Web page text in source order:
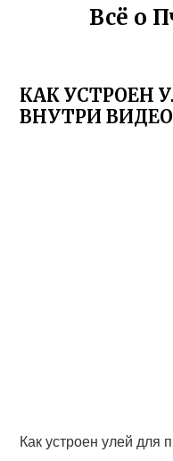
Всё о
КАК УСТРОЕН
ВНУТРИ ВИДЕО
Как устроен улей для